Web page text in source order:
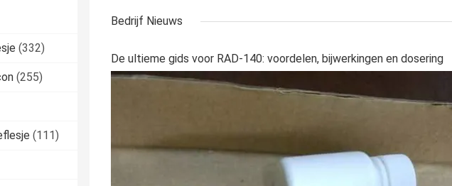
(332)
(255)
(111)
Bedrijf Nieuws
De ultieme gids voor RAD-140: voordelen, bijwerkingen en dosering